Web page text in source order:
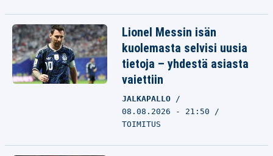
Lionel Messin isän
kuolemasta selvisi uusia
tietoja – yhdestä asiasta
vaiettiin
JALKAPALLO
08.08.2026 - 21:50
TOIMITUS